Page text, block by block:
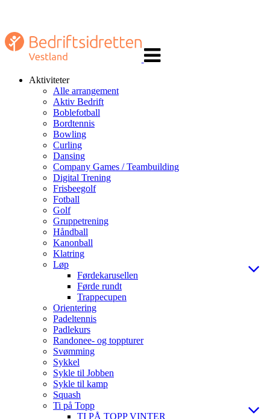
navigasjon
Aktiviteter
Alle arrangement
Aktiv Bedrift
Boblefotball
Bordtennis
Bowling
Curling
Dansing
Company Games / Teambuilding
Digital Trening
Frisbeegolf
Fotball
Golf
Gruppetrening
Håndball
Kanonball
Klatring
Løp
Førdekarusellen
Førde rundt
Trappecupen
Orientering
Padeltennis
Padlekurs
Randonee- og toppturer
Svømming
Sykkel
Sykle til Jobben
Sykle til kamp
Squash
Ti på Topp
TI PÅ TOPP VINTER